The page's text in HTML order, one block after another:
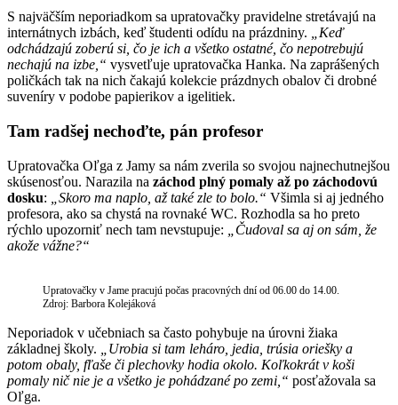
S najväčším neporiadkom sa upratovačky pravidelne stretávajú na
internátnych izbách, keď študenti odídu na prázdniny.
„Keď
odchádzajú zoberú si, čo je ich a všetko ostatné, čo nepotrebujú
nechajú na izbe,“ vysvetľuje upratovačka Hanka. Na zaprášených
poličkách tak na nich čakajú kolekcie prázdnych obalov či drobné
suveníry v podobe papierikov a igelitiek.
Tam radšej nechoďte, pán profesor
Upratovačka Oľga z Jamy sa nám zverila so svojou najnechutnejšou
skúsenosťou. Narazila na záchod plný pomaly až po záchodovú
dosku: „Skoro ma naplo, až také zle to bolo.“ Všimla si aj jedného
profesora, ako sa chystá na rovnaké WC. Rozhodla sa ho preto
rýchlo upozorniť nech tam nevstupuje:
„Čudoval sa aj on sám, že
akože vážne?“
Upratovačky v Jame pracujú počas pracovných dní od 06.00 do 14.00.
Zdroj: Barbora Kolejáková
Neporiadok v učebniach sa často pohybuje na úrovni žiaka
základnej školy.
„Urobia si tam leháro, jedia, trúsia oriešky a
potom obaly, fľaše či plechovky hodia okolo. Koľkokrát v koši
pomaly nič nie je a všetko je pohádzané po zemi,“ posťažovala sa
Oľga.